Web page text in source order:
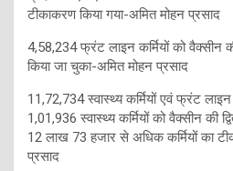
टीकाकरण किया गया-अमित मोहन प्रसाद
4,58,234 फ्रंट लाइन कर्मियों को वैक्सीन
किया जा चुका-अमित मोहन प्रसाद
11,72,734 स्वास्थ्य कर्मियों एवं फ्रंट
1,01,936 स्वास्थ्य कर्मियों को वैक्सीन की
12 लाख 73 हजार से अधिक कर्मियों का
प्रसाद